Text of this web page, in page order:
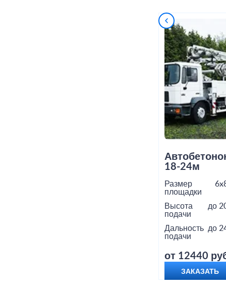
18-24м
Размер
площадки
Высота
подачи
до
Дальность
подачи
до
от 12440
ЗАКАЗАТЬ